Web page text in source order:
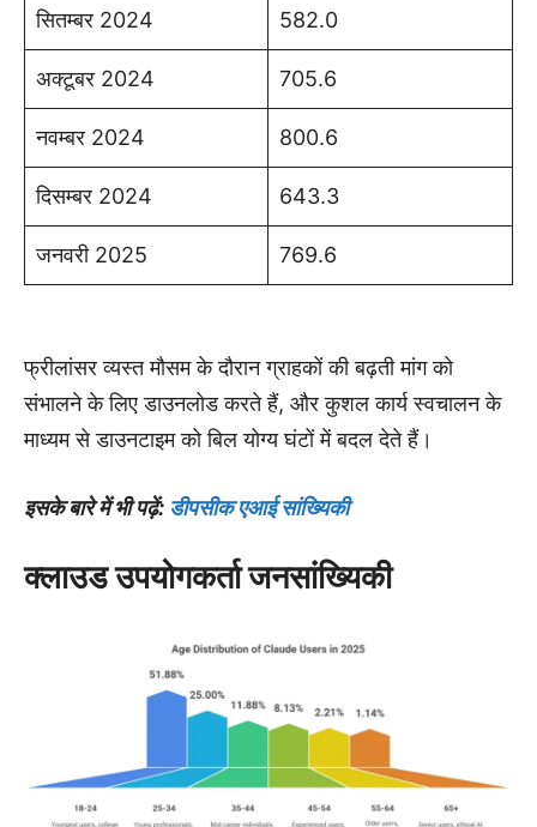
सितम्बर 2024 582.0
अक्टूबर 2024 705.6
नवम्बर 2024 800.6
दिसम्बर 2024 643.3
जनवरी 2025 769.6
फ्रीलांसर व्यस्त मौसम के दौरान ग्राहकों की बढ़ती मांग को
संभालने के लिए डाउनलोड करते हैं, और कुशल कार्य स्वचालन के
माध्यम से डाउनटाइम को बिल योग्य घंटों में बदल देते हैं।
इसके बारे में भी पढ़ें: डीपसीक एआई सांख्यिकी
क्लाउड उपयोगकर्ता जनसांख्यिकी